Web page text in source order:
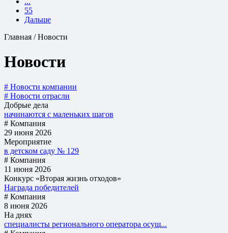
55
Дальше
Главная / Новости
Новости
# Новости компании
# Новости отрасли
Добрые дела
начинаются с маленьких шагов
# Компания
29 июня 2026
Мероприятие
в детском саду № 129
# Компания
11 июня 2026
Конкурс «Вторая жизнь отходов»
Награда победителей
# Компания
8 июня 2026
На днях
специалисты регионального оператора осущ...